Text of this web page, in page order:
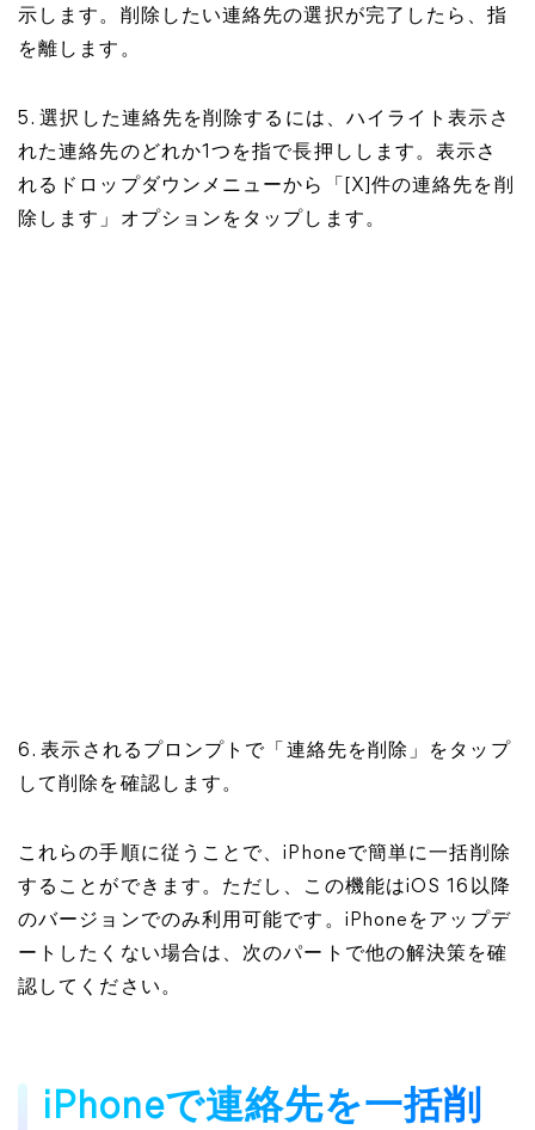
示します。削除したい連絡先の選択が完了したら、指
を離します。
5. 選択した連絡先を削除するには、ハイライト表示さ
れた連絡先のどれか1つを指で長押しします。表示さ
れるドロップダウンメニューから「[X]件の連絡先を削
除します」オプションをタップします。
6. 表示されるプロンプトで「連絡先を削除」をタップ
して削除を確認します。
これらの手順に従うことで、iPhoneで簡単に一括削除
することができます。ただし、この機能はiOS 16以降
のバージョンでのみ利用可能です。iPhoneをアップデ
ートしたくない場合は、次のパートで他の解決策を確
認してください。
iPhoneで連絡先を一括削